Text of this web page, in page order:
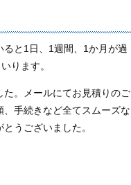
と1日、1週間、1か月が過
ります。
。メールにてお見積りのご
手続きなど全てスムーズな
うございました。